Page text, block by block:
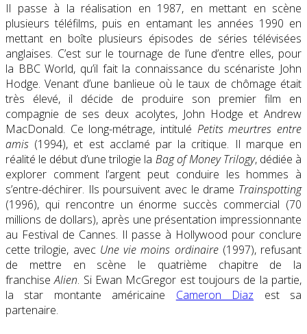
Il passe à la réalisation en 1987, en mettant en scène
plusieurs téléfilms, puis en entamant les années 1990 en
mettant en boîte plusieurs épisodes de séries télévisées
anglaises. C’est sur le tournage de l’une d’entre elles, pour
la BBC World, qu’il fait la connaissance du scénariste John
Hodge. Venant d’une banlieue où le taux de chômage était
très élevé, il décide de produire son premier film en
compagnie de ses deux acolytes, John Hodge et Andrew
MacDonald. Ce long-métrage, intitulé Petits meurtres entre
amis (1994), et est acclamé par la critique. Il marque en
réalité le début d’une trilogie la Bag of Money Trilogy, dédiée à
explorer comment l’argent peut conduire les hommes à
s’entre-déchirer. Ils poursuivent avec le drame Trainspotting
(1996), qui rencontre un énorme succès commercial (70
millions de dollars), après une présentation impressionnante
au Festival de Cannes. Il passe à Hollywood pour conclure
cette trilogie, avec Une vie moins ordinaire(1997), refusant
de mettre en scène le quatrième chapitre de la
franchiseAlien. Si Ewan McGregor est toujours de la partie,
la star montante américaine Cameron Diaz est sa
partenaire.